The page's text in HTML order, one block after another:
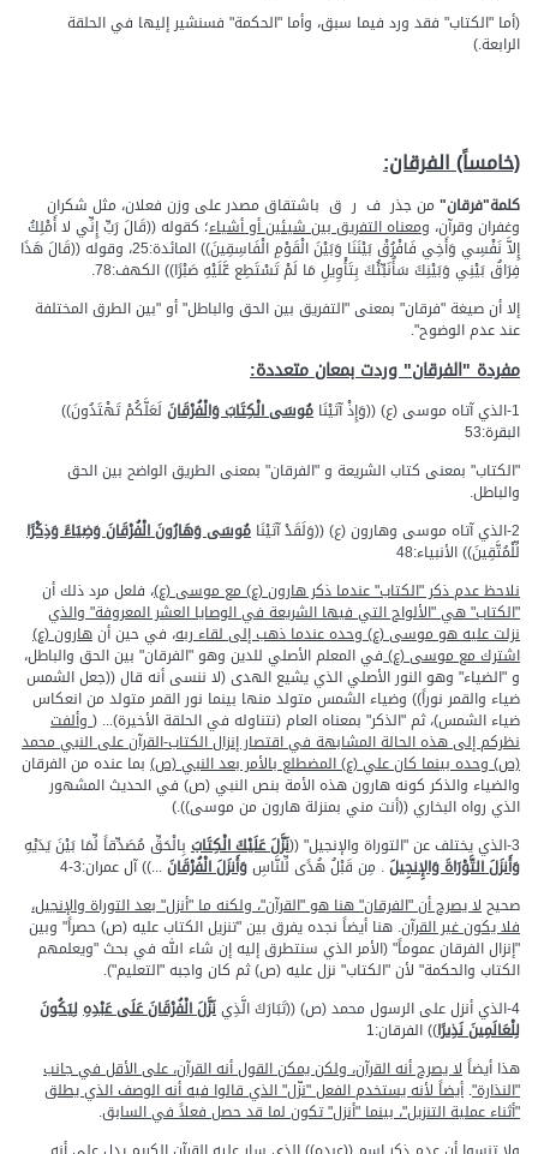
(أما "الكتاب" فقد ورد فيما سبق، وأما "الحكمة" فسنشير إليها في الحلقة
الرابعة.)
(خامساً) الفرقان:
كلمة"فرقان" من جذر ف ر ق باشتقاق مصدر على وزن فعلان، مثل شكران
وغفران وقرآن، ومعناه التفريق بين شيئين أو أشياء؛ كقوله ((قَالَ رَبِّ إِنِّي لا أَمْلِكُ
إِلاَّ نَفْسِي وَأَخِي فَافْرُقْ بَيْنَنَا وَبَيْنَ الْقَوْمِ الْفَاسِقِينَ)) المائدة:25، وقوله ((قَالَ هَذَا
فِرَاقُ بَيْنِي وَبَيْنِكَ سَأُنَبِّئُكَ بِتَأْوِيلِ مَا لَمْ تَسْتَطِع عَّلَيْهِ صَبْرًا)) الكهف:78.
إلا أن صيغة "فرقان" بمعنى "التفريق بين الحق والباطل" أو "بين الطرق المختلفة
عند عدم الوضوح".
مفردة "الفرقان" وردت بمعان متعددة:
1-الذي آتاه موسى (ع) ((وَإِذْ آتَيْنَا مُوسَى الْكِتَابَ وَالْفُرْقَانَلَعَلَّكُمْ تَهْتَدُونَ))
البقرة:53
"الكتاب" بمعنى كتاب الشريعة و "الفرقان" بمعنى الطريق الواضح بين الحق
والباطل.
2-الذي آتاه موسى وهارون (ع) ((وَلَقَدْ آتَيْنَا
مُوسَى وَهَارُونَ الْفُرْقَانَ وَضِيَاءً وَذِكْرًا
لِّلْمُتَّقِينَ)) الأنبياء:48
نلاحظ عدم ذكر "الكتاب" عندما ذكر هارون (ع) مع موسى (ع)، فلعل مرد ذلك أن
"الكتاب" هي "الألواح التي فيها الشريعة في الوصايا العشر المعروفة" والذي
نزلت عليه هو موسى (ع) وحده عندما ذهب إلى لقاء ربه، في حين أنهارون (ع)
اشترك مع موسى (ع)في المعلم الأصلي للدين وهو "الفرقان" بين الحق والباطل،
و "الضياء" وهو النور الأصلي الذي يشيع الهدى (لا ننسى أنه قال ((جعل الشمس
ضياء والقمر نوراً)) وضياء الشمس متولد منها بينما نور القمر متولد من انعكاس
ضياء الشمس)، ثم "الذكر" بمعناه العام (نتناوله في الحلقة الأخيرة)... (وألفت
نظركم إلى هذه الحالة المشابهة في اقتصار إنزال الكتاب-القرآن على النبي محمد
(ص) وحده بينما كان علي (ع) المضطلع بالأمر بعد النبي (ص) بما عنده من الفرقان
والضياء والذكر كونه هارون هذه الأمة بنص النبي (ص) في الحديث المشهور
الذي رواه البخاري ((أنت مني بمنزلة هارون من موسى)).)
3-الذي يختلف عن "التوراة والإنجيل" ((
نَزَّلَ عَلَيْكَ الْكِتَابَ بِالْحَقِّ مُصَدِّقاً لِّمَا بَيْنَ يَدَيْهِ
وَأَنزَلَ التَّوْرَاةَ وَالإِنجِيلَ. مِن قَبْلُ هُدًى لِّلنَّاسِوَأَنزَلَ الْفُرْقَانَ...)) آل عمران:3-4
صحيحلا يصرح أن "الفرقان" هنا هو "القرآن"، ولكنه ما "أنزل" بعد التوراة والإنجيل،
فلا يكون غير القرآن. هنا أيضاً نجده يفرق بين "تنزيل الكتاب عليه (ص) حصراً" وبين
"إنزال الفرقان عموماً" (الأمر الذي سنتطرق إليه إن شاء الله في بحث "ويعلمهم
الكتاب والحكمة" لأن "الكتاب" نزل عليه (ص) ثم كان واجبه "التعليم").
4-الذي أنزل على الرسول محمد (ص) ((تَبَارَكَ الَّذِي
نَزَّلَ الْفُرْقَانَ عَلَى عَبْدِهِ لِيَكُونَ
لِلْعَالَمِينَ نَذِيرًا)) الفرقان:1
هذا أيضاًلا يصرح أنه القرآن، ولكن يمكن القول أنه القرآن، على الأقل في جانب
"النذارة". أيضاً لأنه يستخدم الفعل "نزّل" الذي قالوا فيه أنه الوصف الذي يطلق
"أثناء عملية التنزيل"، بينما "أنزل" تكون لما قد حصل فعلاً في السابق.